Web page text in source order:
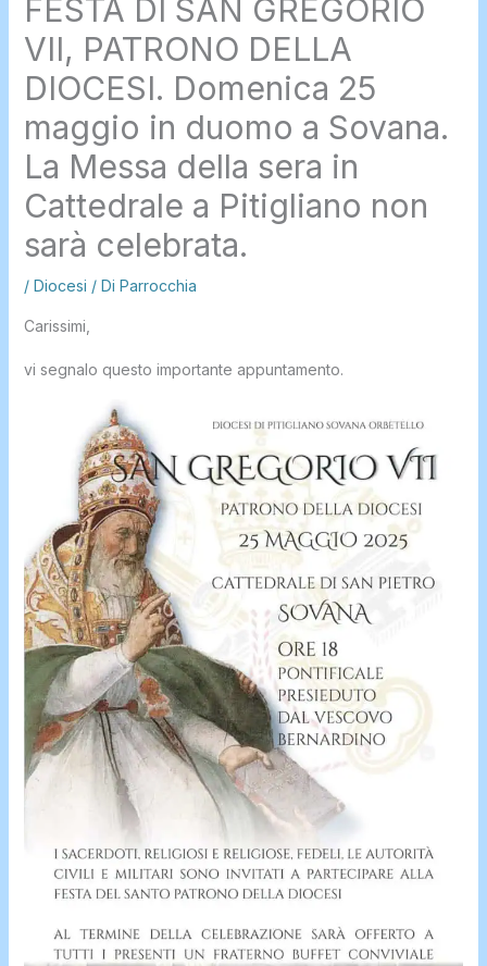
FESTA DI SAN GREGORIO
VII, PATRONO DELLA
DIOCESI. Domenica 25
maggio in duomo a Sovana.
La Messa della sera in
Cattedrale a Pitigliano non
sarà celebrata.
/ Diocesi / Di Parrocchia
Carissimi,
vi segnalo questo importante appuntamento.